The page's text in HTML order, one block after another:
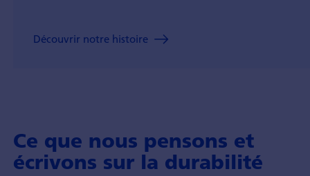
Découvrir notre histoire
Ce que nous pensons et
écrivons sur la durabilité